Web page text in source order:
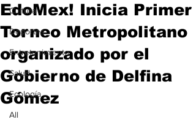
Cultura
Deportes
Entretenimiento
Salud
Ecología
All
EdoMex! Inicia Primer
Torneo Metropolitano
organizado por el
Gobierno de Delfina
Gómez